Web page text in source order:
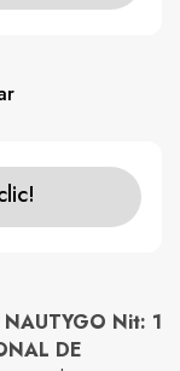
NAUTYGO Nit: 1
DE